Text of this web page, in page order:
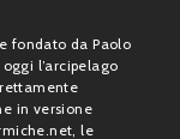
fondato da Paolo
l’arcipelago
in versione
le